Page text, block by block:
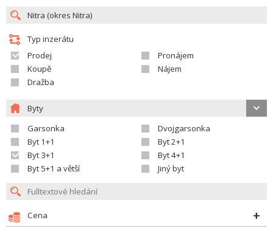
Typ inzerátu
Prodej
Pronájem
Koupě
Nájem
Dražba
Byty
Garsonka
Dvojgarsonka
Byt 1+1
Byt 2+1
Byt 3+1
Byt 4+1
Byt 5+1 a větší
Jiný byt
Cena